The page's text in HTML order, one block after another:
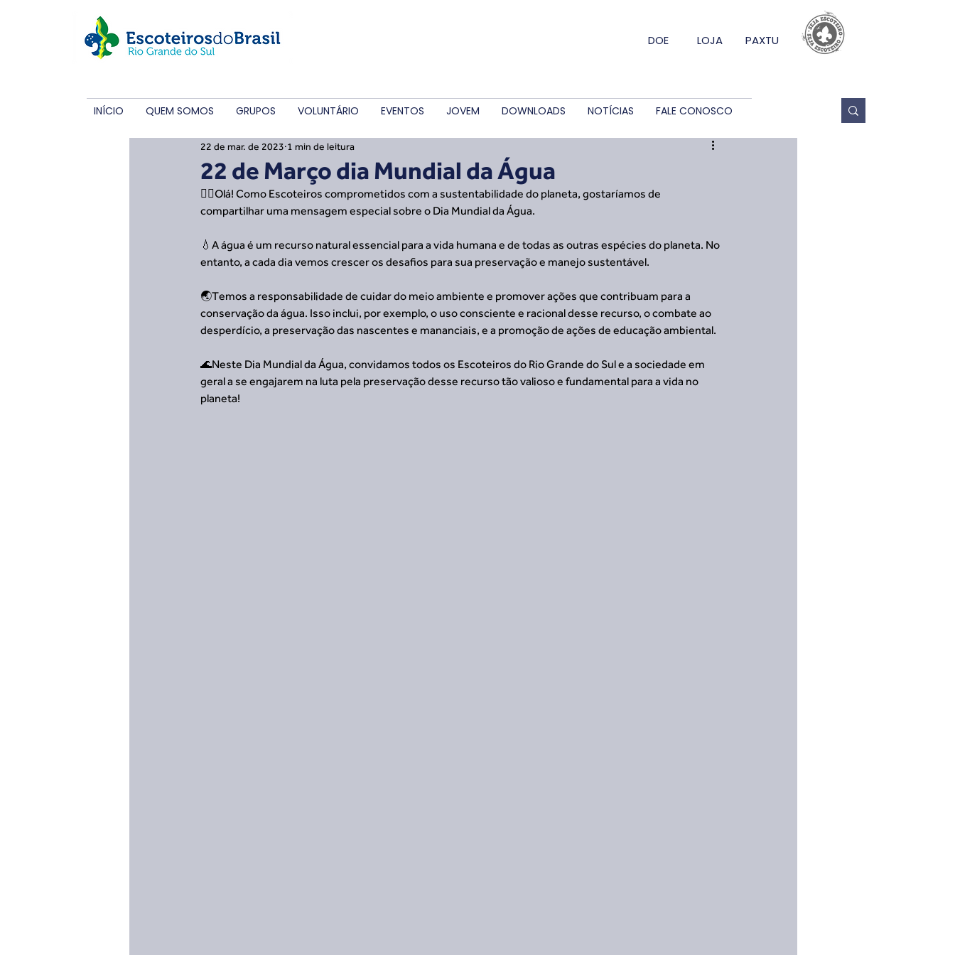
DOE LOJA PAXTU
INÍCIO QUEM SOMOS GRUPOS VOLUNTÁRIO EVENTOS JOVEM DOWNLOADS NOTÍCIAS FALE CONOSCO
22 de Março dia Mundial da Água
22 de mar. de 2023 1 min de leitura
🙋‍♀️Olá! Como Escoteiros comprometidos com a sustentabilidade do planeta, gostaríamos de
compartilhar uma mensagem especial sobre o Dia Mundial da Água.
💧A água é um recurso natural essencial para a vida humana e de todas as outras espécies do planeta. No
entanto, a cada dia vemos crescer os desafios para sua preservação e manejo sustentável.
🌏Temos a responsabilidade de cuidar do meio ambiente e promover ações que contribuam para a
conservação da água. Isso inclui, por exemplo, o uso consciente e racional desse recurso, o combate ao
desperdício, a preservação das nascentes e mananciais, e a promoção de ações de educação ambiental.
🌊Neste Dia Mundial da Água, convidamos todos os Escoteiros do Rio Grande do Sul e a sociedade em
geral a se engajarem na luta pela preservação desse recurso tão valioso e fundamental para a vida no
planeta!